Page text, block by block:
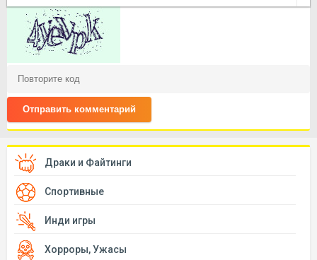
Отправить комментарий
Драки и Файтинги
Спортивные
Инди игры
Хорроры, Ужасы